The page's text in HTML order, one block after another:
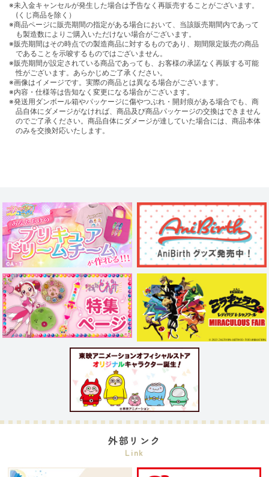
※未入金キャンセルが発生した場合は予告なく再販売することがございます。
(くじ商品を除く）
※商品ページに販売期間の指定がある場合において、当該販売期間内であって
も製造数によりご購入いただけない場合がございます。
※販売期間はその時点での製造商品に対するものであり、期間限定販売の商品
であることを示唆するものではございません。
※販売期間が設定されている商品であっても、お客様の承諾なく再販する可能
性がございます。あらかじめご了承ください。
※画像はイメージです。実際の商品とは異なる場合がございます。
※内容・仕様等は告知なく変更になる場合がございます。
※発送用ダンボール箱やパッケージに傷やつぶれ・開封痕がある場合でも、商
品自体にダメージがなければ、商品及び商品パッケージの交換はできません
のでご了承ください。商品自体にダメージが達していた場合には、商品本体
のみを交換対応いたします。
外部リンク
Link